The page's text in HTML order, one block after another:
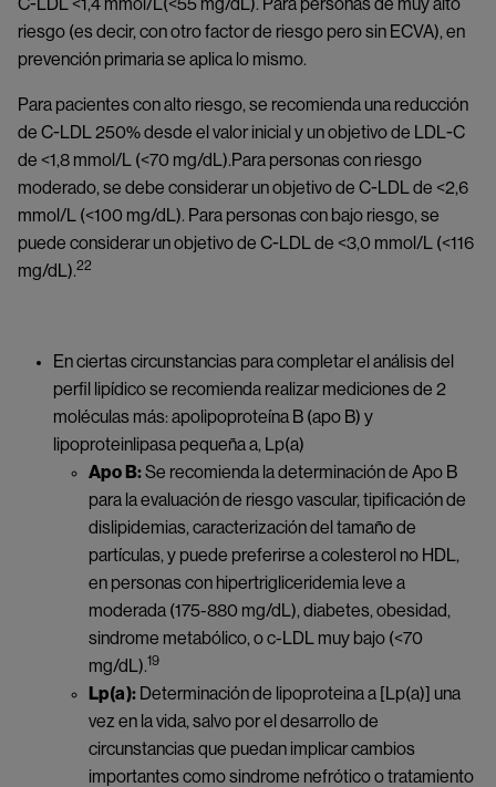
C-LDL <1,4 mmol/L(<55 mg/dL). Para personas de muy alto
riesgo (es decir, con otro factor de riesgo pero sin ECVA), en
prevención primaria se aplica lo mismo.
Para pacientes con alto riesgo, se recomienda una reducción
de C-LDL 250% desde el valor inicial y un objetivo de LDL-C
de <1,8 mmol/L (<70 mg/dL).Para personas con riesgo
moderado, se debe considerar un objetivo de C-LDL de <2,6
mmol/L (<100 mg/dL). Para personas con bajo riesgo, se
puede considerar un objetivo de C-LDL de <3,0 mmol/L (<116
mg/dL).22
En ciertas circunstancias para completar el análisis del
perfil lipídico se recomienda realizar mediciones de 2
moléculas más: apolipoproteína B (apo B) y
lipoproteinlipasa pequeña a, Lp(a)
Apo B:Se recomienda la determinación de Apo B
para la evaluación de riesgo vascular, tipificación de
dislipidemias, caracterización del tamaño de
partículas, y puede preferirse a colesterol no HDL,
en personas con hipertrigliceridemia leve a
moderada (175-880 mg/dL), diabetes, obesidad,
sindrome metabólico, o c-LDL muy bajo (<70
mg/dL).19
Lp(a): Determinación de lipoproteina a [Lp(a)] una
vez en la vida, salvo por el desarrollo de
circunstancias que puedan implicar cambios
importantes como sindrome nefrótico o tratamiento